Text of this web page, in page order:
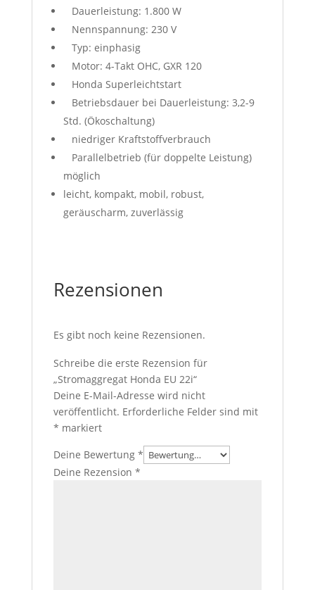
Dauerleistung: 1.800 W
Nennspannung: 230 V
Typ: einphasig
Motor: 4-Takt OHC, GXR 120
Honda Superleichtstart
Betriebsdauer bei Dauerleistung: 3,2-9
Std. (Ökoschaltung)
niedriger Kraftstoffverbrauch
Parallelbetrieb (für doppelte Leistung)
möglich
leicht, kompakt, mobil, robust,
geräuscharm, zuverlässig
Rezensionen
Es gibt noch keine Rezensionen.
Schreibe die erste Rezension für
„Stromaggregat Honda EU 22i“
Deine E-Mail-Adresse wird nicht
veröffentlicht. Erforderliche Felder sind mit
* markiert
Deine Bewertung *
Deine Rezension *